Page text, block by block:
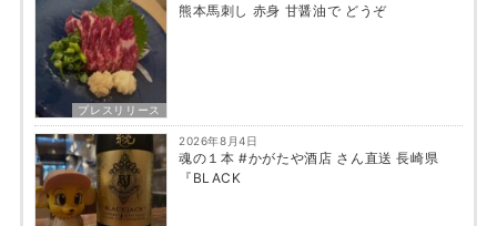
プレスリリース
熊本馬刺し 赤身 甘醤油で どうぞ
2026年8月4日
魂の１本 #かがたや酒店 さん直送 長崎県
『BLACK